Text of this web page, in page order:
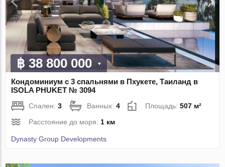
฿ 38 800 000
Кондоминиум с 3 спальнями в Пхукете, Таиланд в
ISOLA PHUKET № 3094
Спален:3 Ванных:4 Площадь:507 м²
Расстояние до моря: 1 км
Dynasty Group Developments